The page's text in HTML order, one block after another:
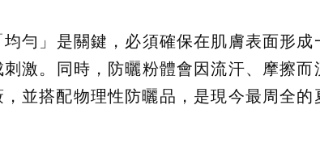
勻」是關鍵，必須確保在肌膚表面形成
激。同時，防曬粉體會因流汗、摩擦而
並搭配物理性防曬品，是現今最周全的